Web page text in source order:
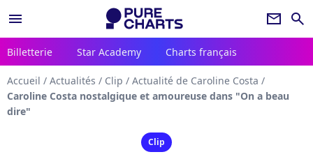
menu newsletter search
Billetterie Star Academy Charts français
Accueil / Actualités / Clip / Actualité de Caroline Costa /
Caroline Costa nostalgique et amoureuse dans "On a beau
dire"
Clip